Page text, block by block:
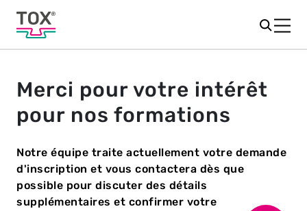
Merci pour votre intérêt
pour nos formations
Notre équipe traite actuellement votre demande
d'inscription et vous contactera dès que
possible pour discuter des détails
supplémentaires et confirmer votre